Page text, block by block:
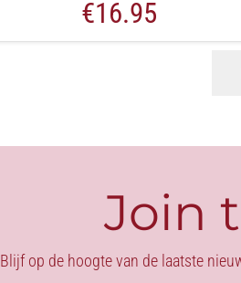
€16.95
Join
Blijf op de hoogte van de laatste